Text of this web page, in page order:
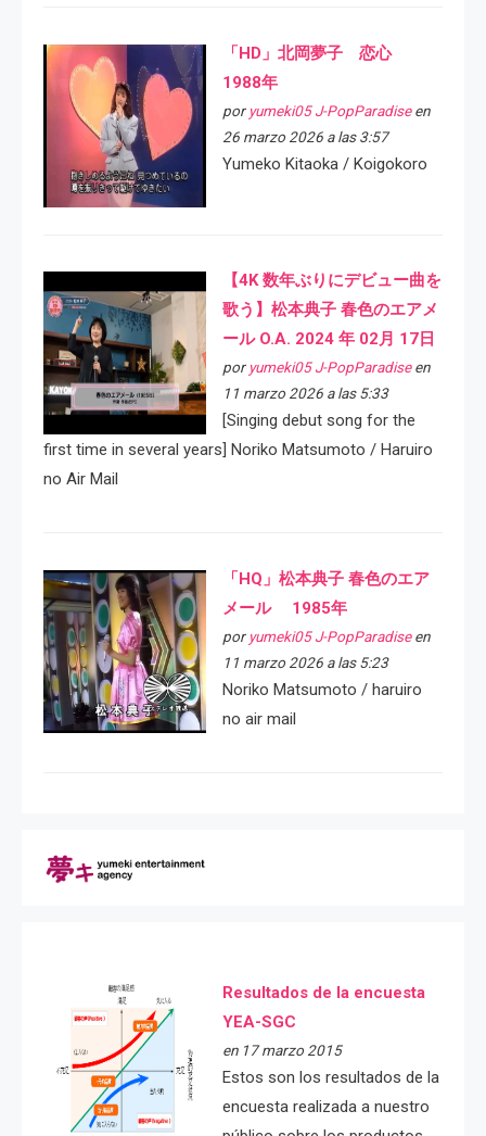
「HD」北岡夢子 恋心
1988年
por yumeki05 J-PopParadiseen
26 marzo 2026 a las 3:57
Yumeko Kitaoka / Koigokoro
【4K 数年ぶりにデビュー曲を
歌う】松本典子 春色のエアメ
ール O.A. 2024 年 02月 17日
por yumeki05 J-PopParadiseen
11 marzo 2026 a las 5:33
[Singing debut song for the
first time in several years] Noriko Matsumoto / Haruiro
no Air Mail
「HQ」松本典子 春色のエア
メール 1985年
por yumeki05 J-PopParadiseen
11 marzo 2026 a las 5:23
Noriko Matsumoto / haruiro
no air mail
Resultados de la encuesta
YEA-SGC
en 17 marzo 2015
Estos son los resultados de la
encuesta realizada a nuestro